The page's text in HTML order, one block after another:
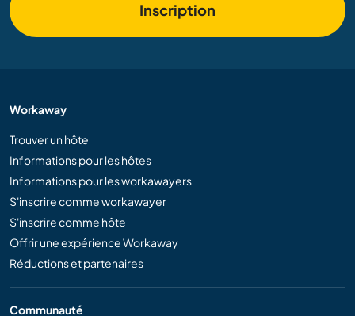
Inscription
Workaway
Trouver un hôte
Informations pour les hôtes
Informations pour les workawayers
S'inscrire comme workawayer
S'inscrire comme hôte
Offrir une expérience Workaway
Réductions et partenaires
Communauté